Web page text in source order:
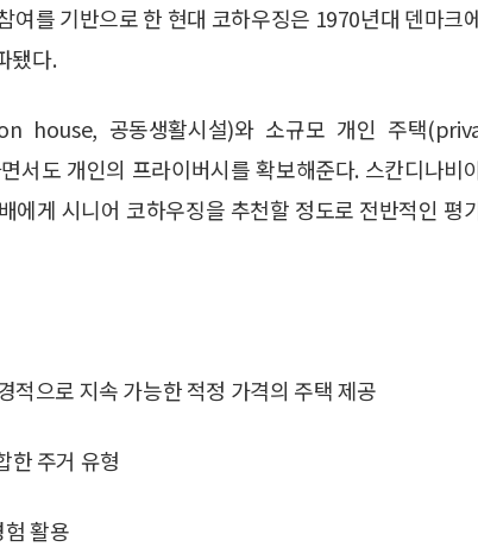
여를 기반으로 한 현대 코하우징은 1970년대 덴마크
됐다.
house, 공동생활시설)와 소규모 개인 주택
도 개인의 프라이버시를 확보해준다. 스칸디나비
에게 시니어 코하우징을 추천할 정도로 전반적인 평
으로 지속 가능한 적정 가격의 주택 제공
한 주거 유형
활용